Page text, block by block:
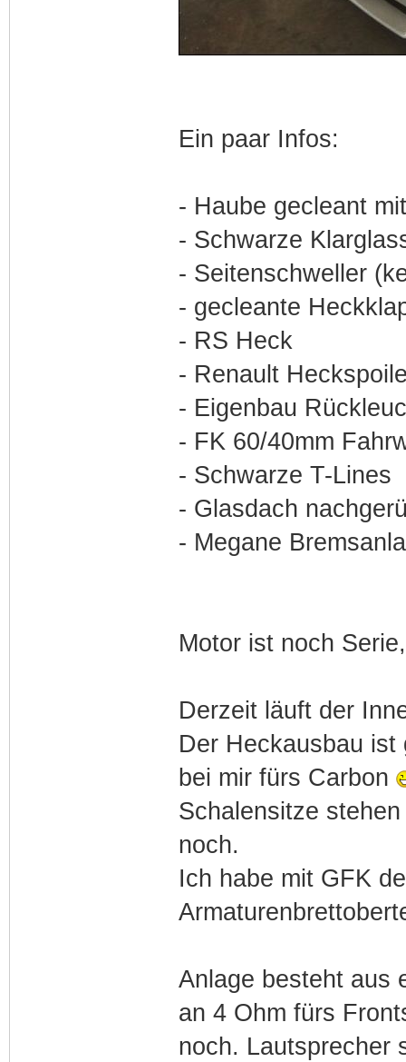
Ein paar Infos:
- Haube gecleant
- Schwarze
- Seitenschweller
- gecleante
- RS Heck
- Renault
- Eigenbau
- FK 60/40mm
- Schwarze T-Lines
- Glasdach
- Megane
Motor ist noch
Derzeit läuft der
Der Heckausbau ist
bei mir fürs Carbon
Schalensitze
noch.
Ich habe mit GFK
Anlage besteht aus
an 4 Ohm fürs
noch. Lautsprecher